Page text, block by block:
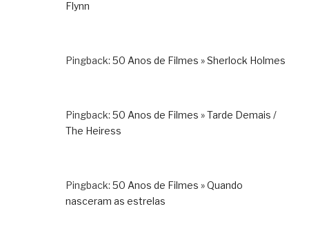
Flynn
Pingback: 50 Anos de Filmes » Sherlock Holmes
Pingback: 50 Anos de Filmes » Tarde Demais /
The Heiress
Pingback: 50 Anos de Filmes » Quando
nasceram as estrelas